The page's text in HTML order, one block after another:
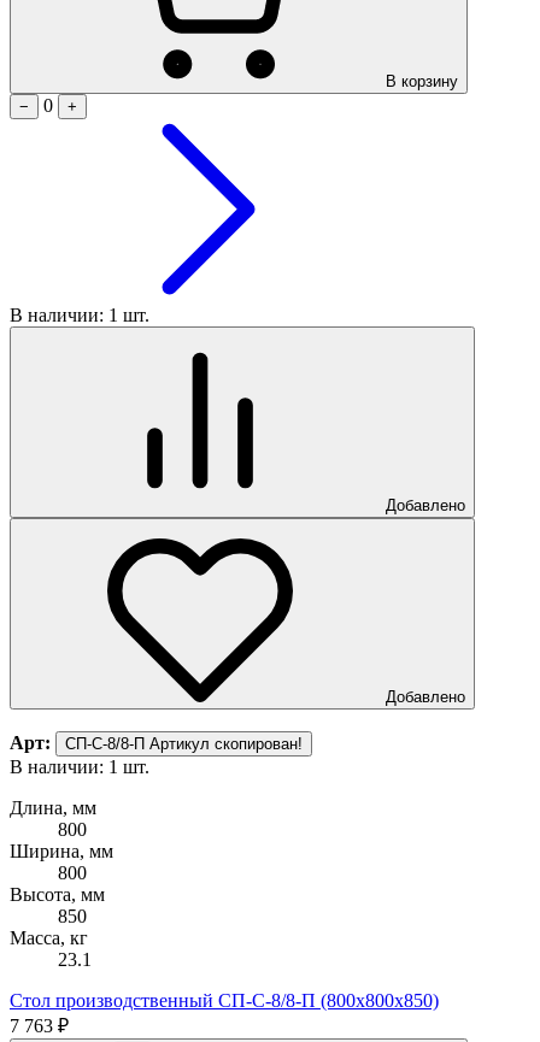
В корзину
−
0 +
В наличии: 1 шт.
Добавлено
Добавлено
Арт: СП-С-8/8-П Артикул скопирован!
В наличии: 1 шт.
Длина, мм
800
Ширина, мм
800
Высота, мм
850
Масса, кг
23.1
Стол производственный СП-С-8/8-П (800х800х850)
7 763 ₽